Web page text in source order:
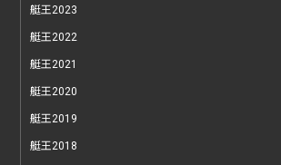
艇王2023
艇王2022
艇王2021
艇王2020
艇王2019
艇王2018